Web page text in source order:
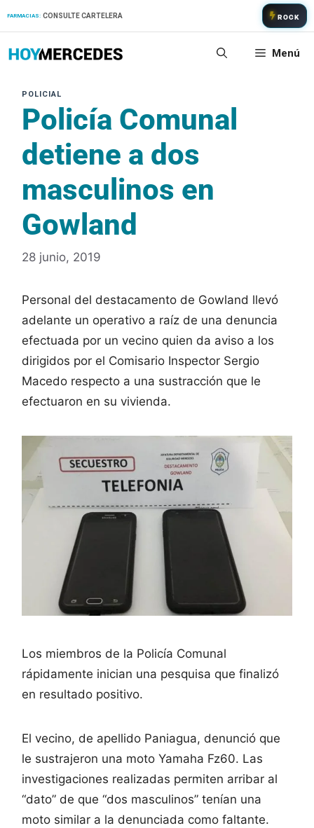
FARMACIAS: CONSULTE CARTELERA ROCK
Menú
Policía Comunal
detiene a dos
masculinos en
Gowland
28 junio, 2019
Personal del destacamento de Gowland llevó
adelante un operativo a raíz de una denuncia
efectuada por un vecino quien da aviso a los
dirigidos por el Comisario Inspector Sergio
Macedo respecto a una sustracción que le
efectuaron en su vivienda.
Los miembros de la Policía Comunal
rápidamente inician una pesquisa que finalizó
en resultado positivo.
El vecino, de apellido Paniagua, denunció que
le sustrajeron una moto Yamaha Fz60. Las
investigaciones realizadas permiten arribar al
“dato” de que “dos masculinos” tenían una
moto similar a la denunciada como faltante.